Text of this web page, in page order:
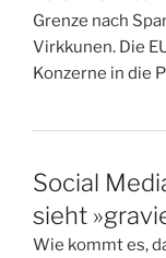
Grenze nach
Virkkunen. Die
Konzerne in die
Social
sieht
Wie kommt es,